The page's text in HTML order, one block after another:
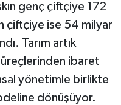
genç çiftçiye 172
çiftçiye ise 54 milyar
Tarım artık
ibaret
yönetimle birlikte
dönüşüyor.